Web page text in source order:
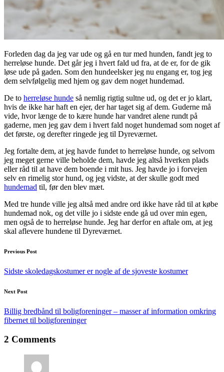
Forleden dag da jeg var ude og gå en tur med hunden, fandt jeg to
herreløse hunde. Det går jeg i hvert fald ud fra, at de er, for de gik
løse ude på gaden. Som den hundeelsker jeg nu engang er, tog jeg
dem selvfølgelig med hjem og gav dem noget hundemad.
De to herreløse hunde så nemlig rigtig sultne ud, og det er jo klart,
hvis de ikke har haft en ejer, der har taget sig af dem. Guderne må
vide, hvor længe de to kære hunde har vandret alene rundt på
gaderne, men jeg gav dem i hvert fald noget hundemad som noget af
det første, og derefter ringede jeg til Dyreværnet.
Jeg fortalte dem, at jeg havde fundet to herreløse hunde, og selvom
jeg meget gerne ville beholde dem, havde jeg altså hverken plads
eller råd til at have dem boende i mit hus. Jeg havde jo i forvejen
selv en rimelig stor hund, og jeg vidste, at der skulle godt med
hundemad til, før den blev mæt.
Med tre hunde ville jeg altså med andre ord ikke have råd til at købe
hundemad nok, og det ville jo i sidste ende gå ud over min egen,
men også de to herreløse hunde. Jeg har derfor en aftale om, at jeg
skal aflevere hundene til Dyreværnet.
Post
navigation
Previous Post
Sidste skoledagskostumer er nogle af de sjoveste kostumer
Next Post
Billig bredbånd til boligforeninger – masser af information omkring
fibernet til boligforeninger
2 Comments